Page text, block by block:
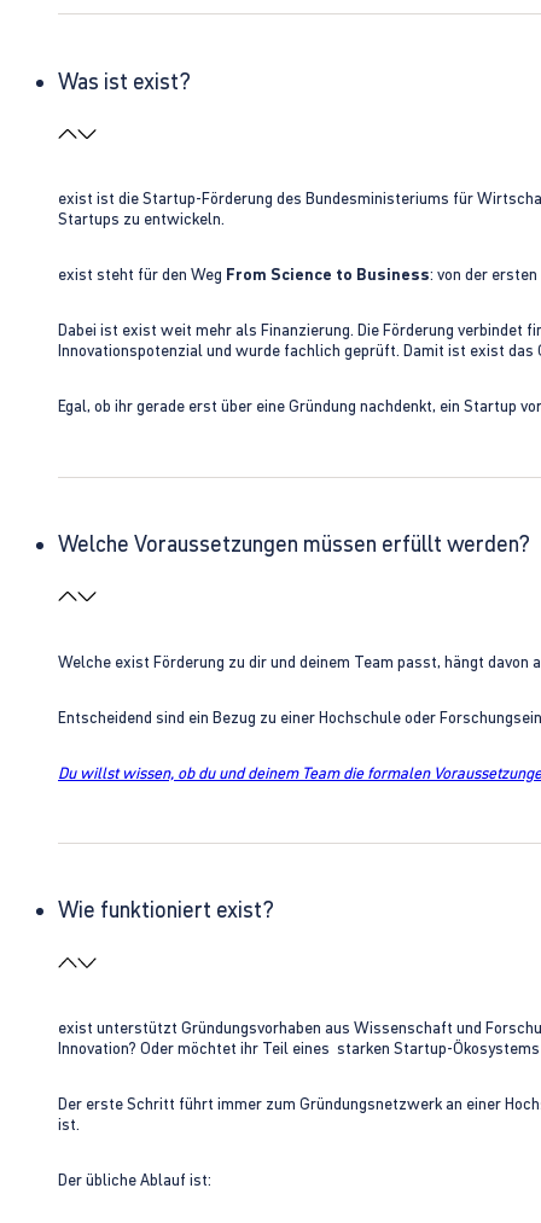
Was ist exist?
exist ist die Startup-Förderung des Bundesministeriums für
Startups zu entwickeln.
exist steht für den Weg From Science to Business: von der
Dabei ist exist weit mehr als Finanzierung. Die Förderung verbindet
Innovationspotenzial und wurde fachlich geprüft. Damit ist exist
Egal, ob ihr gerade erst über eine Gründung nachdenkt, ein Startup
Welche Voraussetzungen müssen erfüllt werden?
Welche exist Förderung zu dir und deinem Team passt, hängt
Entscheidend sind ein Bezug zu einer Hochschule oder
Du willst wissen, ob du und deinem Team die formalen
Wie funktioniert exist?
exist unterstützt Gründungsvorhaben aus Wissenschaft und
Innovation? Oder möchtet ihr Teil eines starken Startup-
Der erste Schritt führt immer zum Gründungsnetzwerk an einer
ist.
Der übliche Ablauf ist: